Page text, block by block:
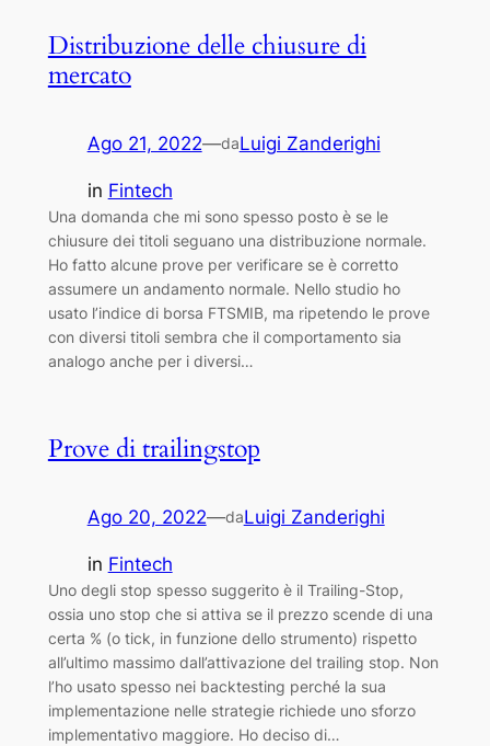
Distribuzione delle chiusure di
mercato
Ago 21, 2022—daLuigi Zanderighi
in Fintech
Una domanda che mi sono spesso posto è se le
chiusure dei titoli seguano una distribuzione normale.
Ho fatto alcune prove per verificare se è corretto
assumere un andamento normale. Nello studio ho
usato l’indice di borsa FTSMIB, ma ripetendo le prove
con diversi titoli sembra che il comportamento sia
analogo anche per i diversi…
Prove di trailingstop
Ago 20, 2022—daLuigi Zanderighi
in Fintech
Uno degli stop spesso suggerito è il Trailing-Stop,
ossia uno stop che si attiva se il prezzo scende di una
certa % (o tick, in funzione dello strumento) rispetto
all’ultimo massimo dall’attivazione del trailing stop. Non
l’ho usato spesso nei backtesting perché la sua
implementazione nelle strategie richiede uno sforzo
implementativo maggiore. Ho deciso di…